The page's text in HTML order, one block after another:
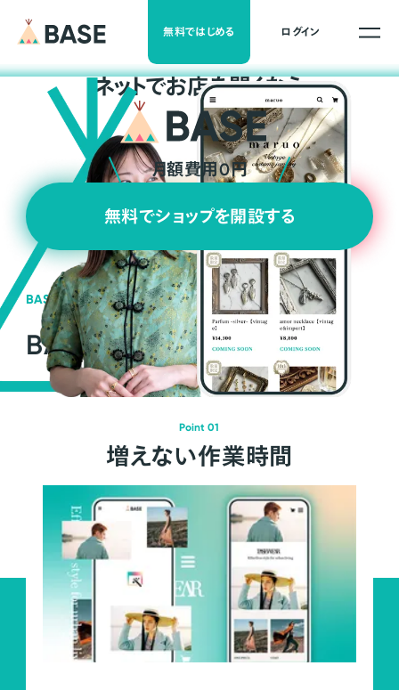
無料ではじめる ログイン
ネットでお店を開くなら
月額費用0円
無料でショップを開設する
BASEの強み
BASEが強い3つの理由
Point 01
増えない作業時間